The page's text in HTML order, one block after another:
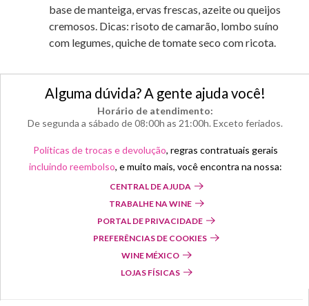
base de manteiga, ervas frescas, azeite ou queijos
cremosos. Dicas: risoto de camarão, lombo suíno
com legumes, quiche de tomate seco com ricota.
Alguma dúvida? A gente ajuda você!
Horário de atendimento:
De segunda a sábado de 08:00h as 21:00h. Exceto feriados.
Políticas de trocas e devolução, regras contratuais gerais
incluindo reembolso, e muito mais, você encontra na nossa:
CENTRAL DE AJUDA
TRABALHE NA WINE
PORTAL DE PRIVACIDADE
PREFERÊNCIAS DE COOKIES
WINE MÉXICO
LOJAS FÍSICAS